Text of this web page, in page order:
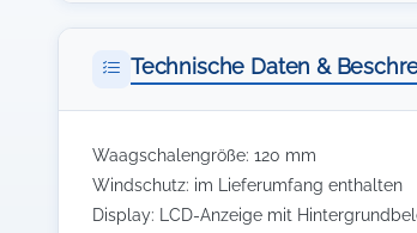
Technische Daten &
Waagschalengröße: 120 mm
Windschutz: im Lieferumfang enthalten
Display: LCD-Anzeige mit